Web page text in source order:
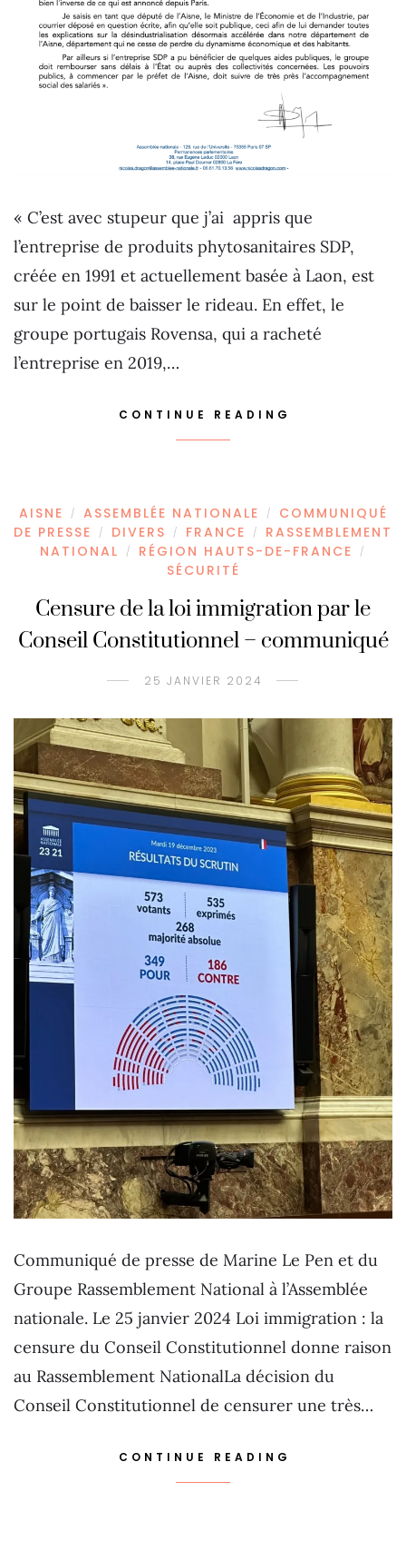
« C’est avec stupeur que j’ai appris que
l’entreprise de produits phytosanitaires SDP,
créée en 1991 et actuellement basée à Laon, est
sur le point de baisser le rideau. En effet, le
groupe portugais Rovensa, qui a racheté
l’entreprise en 2019,…
CONTINUE READING
AISNE / ASSEMBLÉE NATIONALE /
COMMUNIQUÉ
DE PRESSE
/ DIVERS / FRANCE /
RASSEMBLEMENT
NATIONAL
/ RÉGION HAUTS-DE-FRANCE /
SÉCURITÉ
Censure de la loi immigration par le
Conseil Constitutionnel – communiqué
25 JANVIER 2024
Communiqué de presse de Marine Le Pen et du
Groupe Rassemblement National à l’Assemblée
nationale. Le 25 janvier 2024 Loi immigration : la
censure du Conseil Constitutionnel donne raison
au Rassemblement NationalLa décision du
Conseil Constitutionnel de censurer une très…
CONTINUE READING